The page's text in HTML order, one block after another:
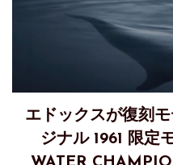
エドックスが復刻
ジナル 1961 限定